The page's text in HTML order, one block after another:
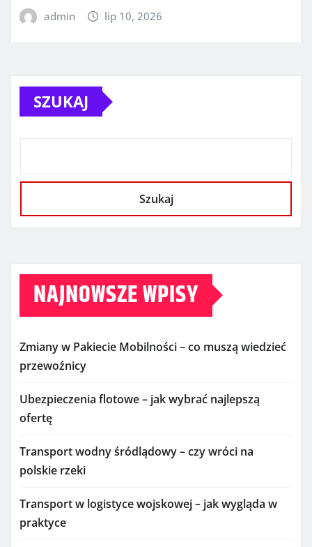
admin lip 10, 2026
SZUKAJ
Szukaj
NAJNOWSZE WPISY
Zmiany w Pakiecie Mobilności – co muszą wiedzieć
przewoźnicy
Ubezpieczenia flotowe – jak wybrać najlepszą
ofertę
Transport wodny śródlądowy – czy wróci na
polskie rzeki
Transport w logistyce wojskowej – jak wygląda w
praktyce